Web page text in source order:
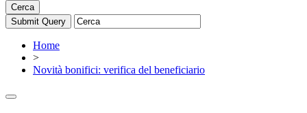
Cerca
Home
>
Novità bonifici: verifica del beneficiario